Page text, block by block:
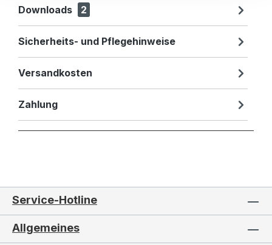
Downloads 2
Sicherheits- und Pflegehinweise
Versandkosten
Zahlung
Service-Hotline
Allgemeines